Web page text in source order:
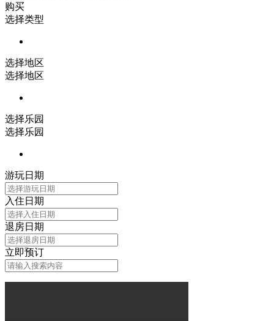
购买
选择类型
选择地区
选择地区
选择乐园
选择乐园
游玩日期
入住日期
退房日期
立即预订